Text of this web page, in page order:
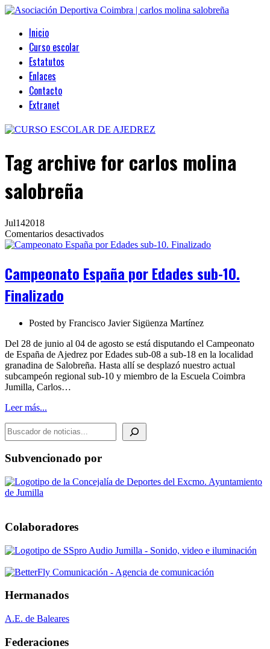
Inicio
Curso escolar
Estatutos
Enlaces
Contacto
Extranet
Tag archive for carlos molina
salobreña
Jul142018
Comentarios desactivadosen
Campeonato
Edades
Campeonato España por Edades sub-10.
Finalizado
Posted by Francisco Javier Sigüenza Martínez
Del 28 de junio al 04 de agosto se está disputando el Campeonato
de España de Ajedrez por Edades sub-08 a sub-18 en la localidad
granadina de Salobreña. Hasta allí se desplazó nuestro actual
subcampeón regional sub-10 y miembro de la Escuela Coimbra
Jumilla, Carlos…
Leer más...
BUSCADOR DE NOTICIAS
Subvencionado por
Colaboradores
Hermanados
A.E. de Baleares
Federaciones